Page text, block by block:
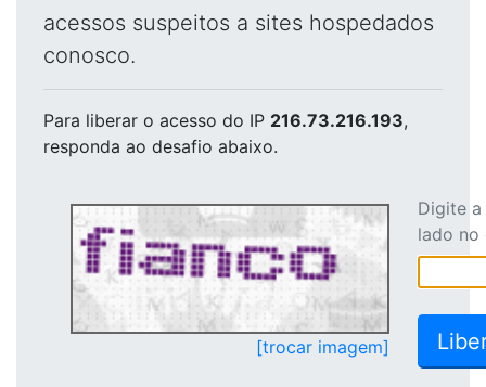
acessos suspeitos a sites hospedados
conosco.
Para liberar o acesso do IP 216.73.216.193,
responda ao desafio abaixo.
[trocar imagem]
Digite
lado no